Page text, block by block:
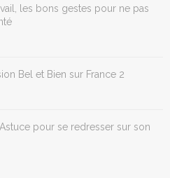
les bons gestes pour ne pas
Bel et Bien sur France 2
pour se redresser sur son